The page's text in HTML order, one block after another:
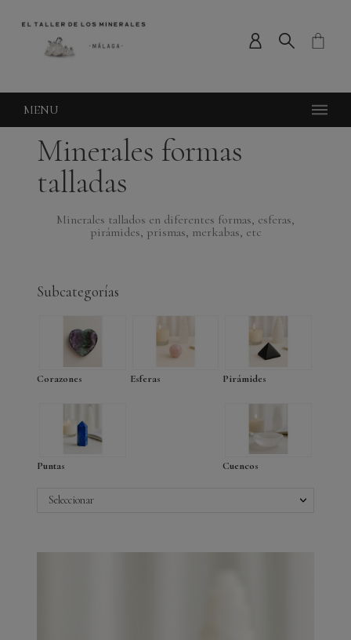
MENU
Minerales formas
talladas
Minerales tallados en diferentes formas, esferas,
pirámides, prismas, merkabas, etc
Subcategorías
Corazones Esferas Pirámides
Puntas Cuencos
Seleccionar